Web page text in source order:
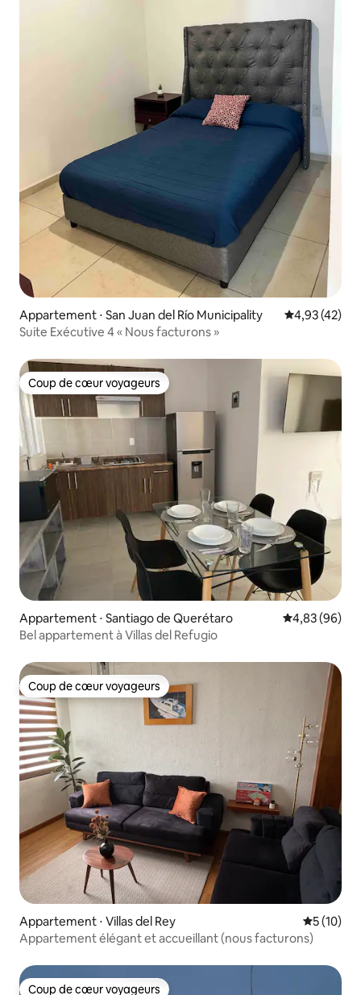
Appartement ⋅ San Juan del Río Municipality Évaluation
4,93 (42)
Suite Exécutive 4 « Nous facturons »
Coup de cœur voyageurs
Coup de cœur voyageurs
Appartement ⋅ Santiago de Querétaro Évaluation
4,83 (96)
Bel appartement à Villas del Refugio
Coup de cœur voyageurs
Coup de cœur voyageurs
Appartement ⋅ Villas del Rey
5 (10)
Appartement élégant et accueillant (nous facturons)
Coup de cœur voyageurs